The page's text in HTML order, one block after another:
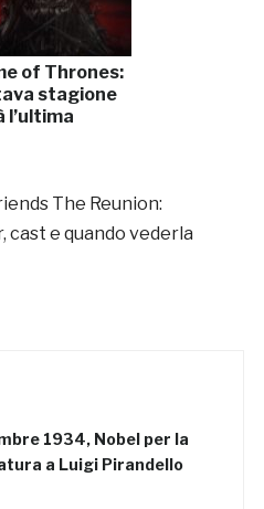
of Thrones:
stagione
l’ultima
The Reunion:
cast e quando vederla
1934, Nobel per la
a Luigi Pirandello